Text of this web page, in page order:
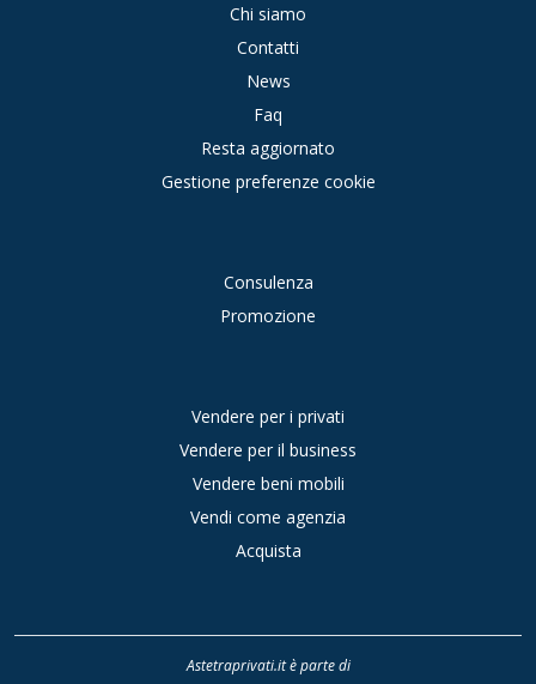
Chi siamo
Contatti
News
Faq
Resta aggiornato
Gestione preferenze cookie
Consulenza
Promozione
Vendere per i privati
Vendere per il business
Vendere beni mobili
Vendi come agenzia
Acquista
Astetraprivati.it è parte di